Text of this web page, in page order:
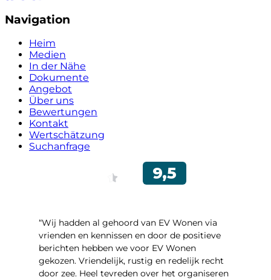
Navigation
Heim
Medien
In der Nähe
Dokumente
Angebot
Über uns
Bewertungen
Kontakt
Wertschätzung
Suchanfrage
“Wij hadden al gehoord van EV Wonen via
vrienden en kennissen en door de positieve
berichten hebben we voor EV Wonen
gekozen. Vriendelijk, rustig en redelijk recht
door zee. Heel tevreden over het organiseren